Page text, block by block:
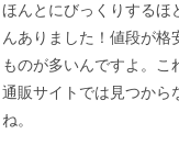
ほんとにびっくりするほ
んありました！値段が格
ものが多いんですよ。こ
通販サイトでは見つから
ね。